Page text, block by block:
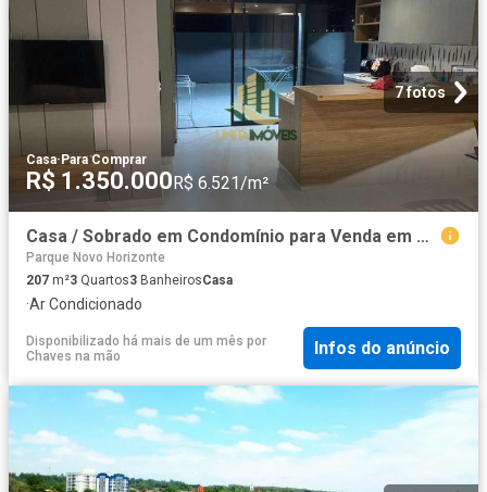
7 fotos
Casa· Para Comprar
R$ 1.350.000R$ 6.521/m²
Casa / Sobrado em Condomínio para Venda em São José dos Campos/SP Jardim das Flores 3 Quartos
Parque Novo Horizonte
207 m²3 Quartos3 BanheirosCasa
·Ar Condicionado
Disponibilizado há mais de um mês por
Chaves na mão
Infos do anúncio